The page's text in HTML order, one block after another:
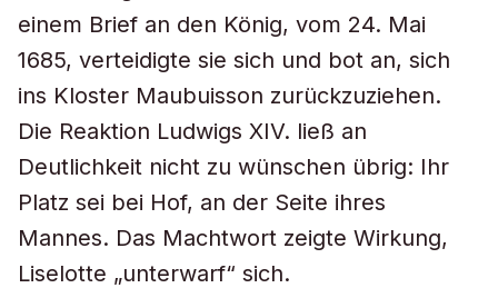
einem Brief an den König, vom 24. Mai
1685, verteidigte sie sich und bot an, sich
ins Kloster Maubuisson zurückzuziehen.
Die Reaktion Ludwigs XIV. ließ an
Deutlichkeit nicht zu wünschen übrig: Ihr
Platz sei bei Hof, an der Seite ihres
Mannes. Das Machtwort zeigte Wirkung,
Liselotte „unterwarf“ sich.